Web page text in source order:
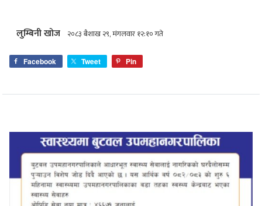
लुम्बिनी खोज २०८३ बैशाख २९, मंगलवार १२:१० गते
Facebook Tweet Pin